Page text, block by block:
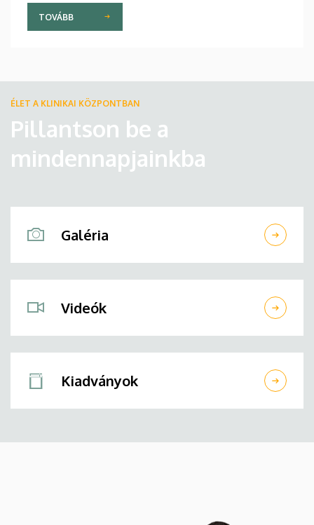
TOVÁBB
ÉLET A KLINIKAI KÖZPONTBAN
Pillantson be a
mindennapjainkba
Galéria
Videók
Kiadványok